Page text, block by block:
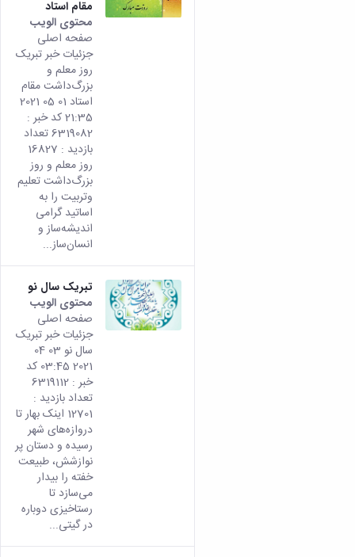
مقام استاد
محتوى الويب
هذه
من
من
صفحه اصلی
جزئیات خبر تبریک
روز معلم و
بزرگ‌داشت مقام
استاد 01 05 2021
21:35 کد خبر :
6319082 تعداد
بازدید : 16827
روز معلم و روز
بزرگ‌‌داشت تعلیم
وتربیت را به
اساتید گرامی
اندیشه‌ساز و
انسان‌ساز...
تبریک سال نو
محتوى الويب
هذه
من
صفحه اصلی
جزئیات خبر تبریک
سال نو 03 04
2021 03:45 کد
خبر : 6319112
تعداد بازدید :
12701 اینک بهار تا
دروازه‌های شهر
رسیده و دستان پر
نوازشش، طبیعت
خفته را بیدار
می‌سازد تا
رستاخیزی دوباره
در گیتی...